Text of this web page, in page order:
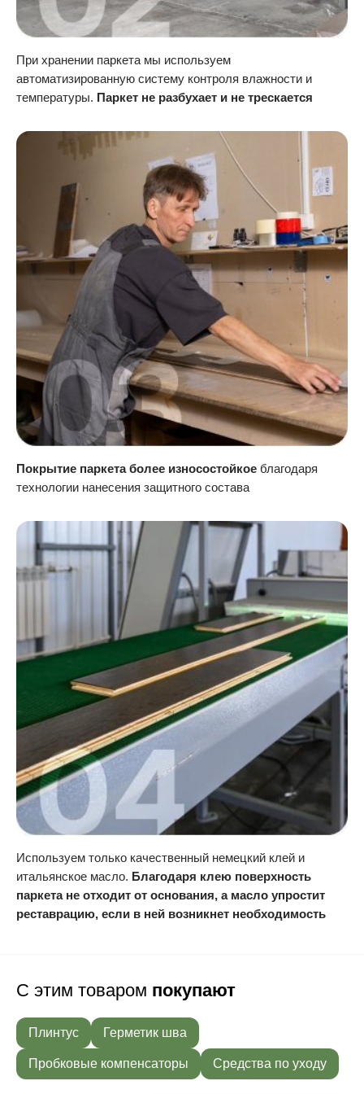
При хранении паркета мы используем
автоматизированную систему контроля влажности и
температуры. Паркет не разбухает и не трескается
Покрытие паркета более износостойкое благодаря
технологии нанесения защитного состава
Используем только качественный немецкий клей и
итальянское масло. Благодаря клею поверхность
паркета не отходит от основания, а масло упростит
реставрацию, если в ней возникнет необходимость
С этим товаром покупают
Плинтус Герметик шва
Пробковые компенсаторы Средства по уходу